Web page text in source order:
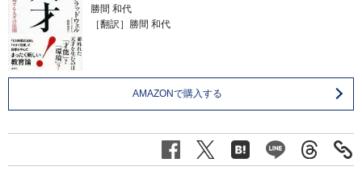
勝間 和代
［翻訳］勝間 和代
AMAZONで購入する